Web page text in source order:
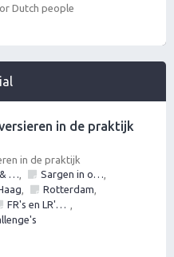
Dutch people
in de praktijk
in de praktijk
daten , Sargen in of vrouwen versieren op locatie in?
,
, Rotterdam,
FR's en LR's (alles mag fotos, nummers, etc)
,